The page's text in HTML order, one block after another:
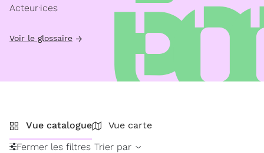
Acteur·ices
Voir le glossaire
Vue catalogue
Vue carte
Fermer les filtres Trier par